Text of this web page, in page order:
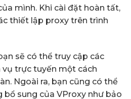
mình. Khi cài đặt hoàn tất,
thiết lập proxy trên trình
sẽ có thể truy cập các
vụ trực tuyến một cách
Ngoài ra, bạn cũng có thể
bổ sung của VProxy như bảo